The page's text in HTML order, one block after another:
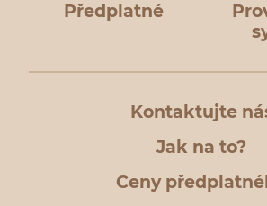
Předplatné
Kontaktujte
Jak na to?
Ceny